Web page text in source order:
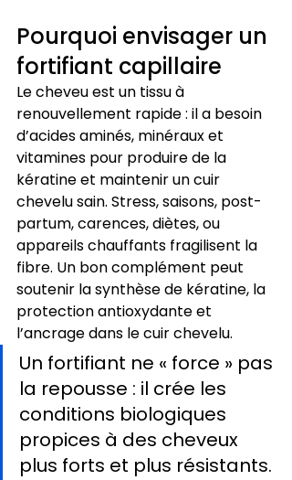
Pourquoi envisager un
fortifiant capillaire
Le cheveu est un tissu à
renouvellement rapide : il a besoin
d’acides aminés, minéraux et
vitamines pour produire de la
kératine et maintenir un cuir
chevelu sain. Stress, saisons, post-
partum, carences, diètes, ou
appareils chauffants fragilisent la
fibre. Un bon complément peut
soutenir la synthèse de kératine, la
protection antioxydante et
l’ancrage dans le cuir chevelu.
Un fortifiant ne « force » pas
la repousse : il crée les
conditions biologiques
propices à des cheveux
plus forts et plus résistants.